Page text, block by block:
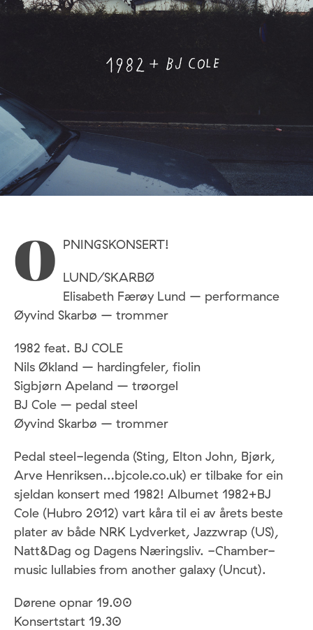
O PNINGSKONSERT!
LUND/SKARBØ
Elisabeth Færøy Lund – performance
Øyvind Skarbø – trommer
1982 feat. BJ COLE
Nils Økland – hardingfeler, fiolin
Sigbjørn Apeland – trøorgel
BJ Cole – pedal steel
Øyvind Skarbø – trommer
Pedal steel-legenda (Sting, Elton John, Bjørk,
Arve Henriksen…bjcole.co.uk) er tilbake for ein
sjeldan konsert med 1982! Albumet 1982+BJ
Cole (Hubro 2012) vart kåra til ei av årets beste
plater av både NRK Lydverket, Jazzwrap (US),
Natt&Dag og Dagens Næringsliv. -Chamber-
music lullabies from another galaxy (Uncut).
Dørene opnar 19.00
Konsertstart 19.30